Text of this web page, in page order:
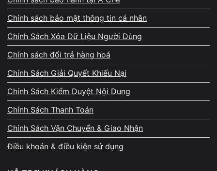
Khi tiếp nhận máy cần
sửa laptop Dell tự vào BIOS liên tục
Kiểm tra kết nối và tình trạng ổ cứng
Test sức khỏe SSD/HDD bằng phần mềm chuyên
dụng
Kiểm tra boot Windows
Nạp lại BIOS nếu cần
Báo giá rõ ràng trước khi tiến hành sửa
Chính sách bảo mật thông tin cá nhân
Chính Sách Xóa Dữ Liệu Người Dùng
Chính sách đổi trả hàng hoá
Chính Sách Giải Quyết Khiếu Nại
Chính Sách Kiểm Duyệt Nội Dung
Chính Sách Thanh Toán
Chính Sách Vận Chuyển & Giao Nhận
Điều khoản & điều kiện sử dụng